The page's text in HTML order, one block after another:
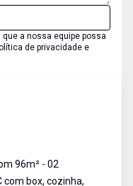
a nossa equipe possa
de privacidade e
96m² - 02
com box, cozinha,